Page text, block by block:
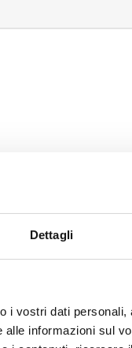
Dettagli
i vostri dati
informazioni sul